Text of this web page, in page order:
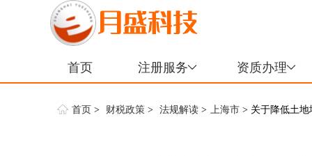
首页 注册服务 资质办理
首页 > 财税政策 > 法规解读 > 上海市 > 关于降低土